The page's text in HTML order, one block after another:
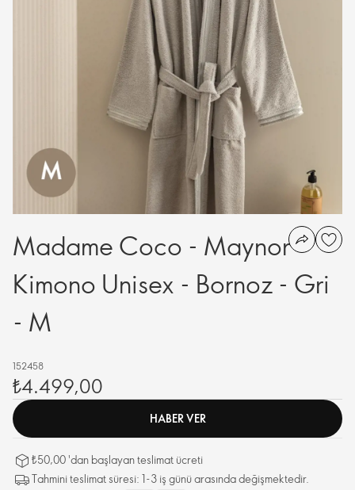
Madame Coco - Maynor
Kimono Unisex - Bornoz - Gri
- M
152458
₺4.499,00
HABER VER
₺50,00 'dan başlayan teslimat ücreti
Tahmini teslimat süresi: 1-3 iş günü arasında değişmektedir.